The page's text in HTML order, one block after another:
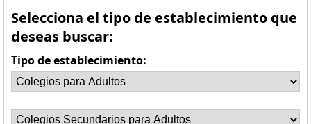
Selecciona el tipo de establecimiento que
deseas buscar:
Tipo de establecimiento: